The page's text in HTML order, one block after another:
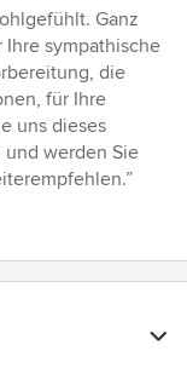
Ganz
Ihre sympathische
die
für Ihre
uns dieses
und werden Sie